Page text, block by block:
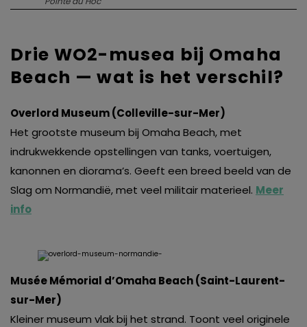
Drie WO2-musea bij Omaha
Beach — wat is het verschil?
Overlord Museum (Colleville-sur-Mer)
Het grootste museum bij Omaha Beach, met
indrukwekkende opstellingen van tanks, voertuigen,
kanonnen en diorama’s. Geeft een breed beeld van de
Slag om Normandië, met veel militair materieel. Meer
info
Musée Mémorial d’Omaha Beach (Saint-Laurent-
sur-Mer)
Kleiner museum vlak bij het strand. Toont veel originele